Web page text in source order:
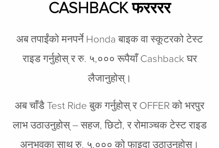
CASHBACK फरररर
अब तपाईंको मनपर्ने Honda बाइक वा स्कूटरको टेस्ट
राइड गर्नुहोस् र रु. ५,००० रूपैयाँ Cashback घर
लैजानुहोस्।
अब चाँडै Test Ride बुक गर्नुहोस् र OFFER को भरपुर
लाभ उठाउनुहोस् – सहज, छिटो, र रोमाञ्चक टेस्ट राइड
अनुभवका साथ रु. ५,००० को फाइदा उठाउनुहोस्।